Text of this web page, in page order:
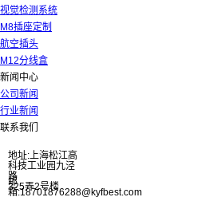
视觉检测系统
M8插座定制
航空插头
M12分线盒
新闻中心
公司新闻
行业新闻
联系我们
地址:上海松江高
科技工业园九泾
路
325弄2号楼
邮
箱:18701876288@kyfbest.com